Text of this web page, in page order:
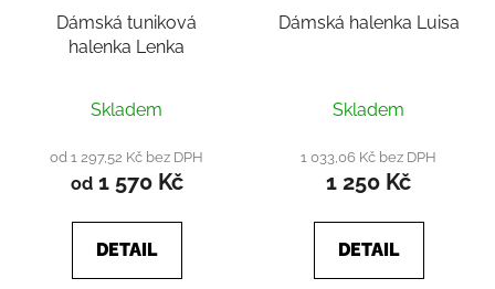
Dámská tuniková
halenka Lenka
Skladem
od 1 297,52 Kč bez DPH
od1 570 Kč
DETAIL
Dámská halenka Luisa
hodnocení
produktu
je
z
Skladem
1 033,06 Kč bez DPH
1 250 Kč
DETAIL